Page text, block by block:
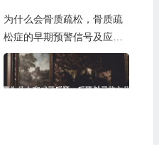
为什么会骨质疏松，骨质疏
松症的早期预警信号及应对
策略